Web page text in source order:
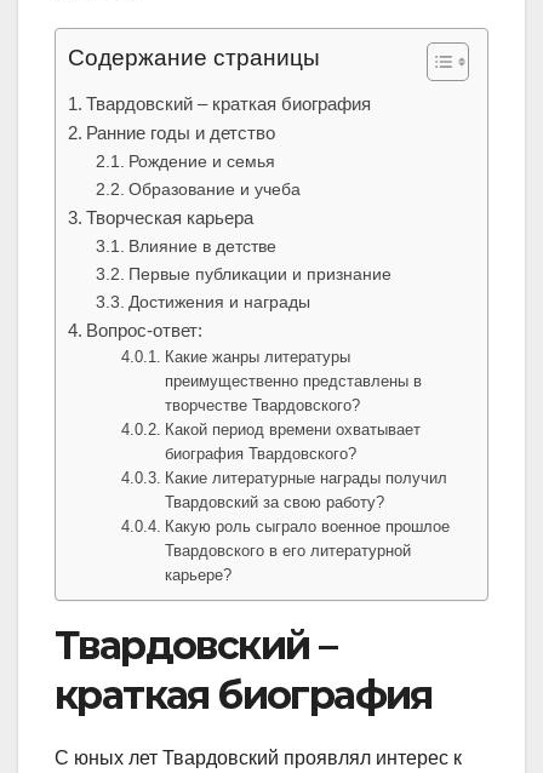
Содержание страницы
Твардовский – краткая биография
Ранние годы и детство
Рождение и семья
Образование и учеба
Творческая карьера
Влияние в детстве
Первые публикации и признание
Достижения и награды
Вопрос-ответ:
Какие жанры литературы
преимущественно представлены в
творчестве Твардовского?
Какой период времени охватывает
биография Твардовского?
Какие литературные награды получил
Твардовский за свою работу?
Какую роль сыграло военное прошлое
Твардовского в его литературной
карьере?
Твардовский –
краткая биография
С юных лет Твардовский проявлял интерес к